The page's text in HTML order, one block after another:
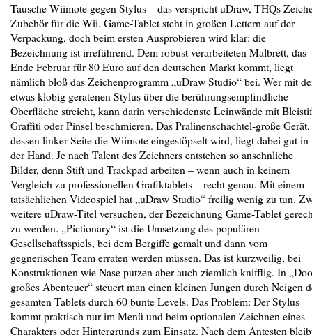
Tausche Wiimote gegen Stylus – das verspricht uDraw, THQs
Zubehör für die Wii. Game-Tablet steht in großen Lettern auf der
Verpackung, doch beim ersten Ausprobieren wird klar: die
Bezeichnung ist irreführend. Dem robust verarbeiteten Malbrett, das
Ende Februar für 80 Euro auf den deutschen Markt kommt, liegt
nämlich bloß das Zeichenprogramm „uDraw Studio“ bei. Wer mit
etwas klobig geratenen Stylus über die berührungsempfindliche
Oberfläche streicht, kann darin verschiedenste Leinwände mit
Graffiti oder Pinsel beschmieren. Das Pralinenschachtel-große
dessen linker Seite die Wiimote eingestöpselt wird, liegt dabei gut in
der Hand. Je nach Talent des Zeichners entstehen so ansehnliche
Bilder, denn Stift und Trackpad arbeiten – wenn auch in keinem
Vergleich zu professionellen Grafiktablets – recht genau. Mit einem
tatsächlichen Videospiel hat „uDraw Studio“ freilig wenig zu tun.
weitere uDraw-Titel versuchen, der Bezeichnung Game-Tablet
zu werden. „Pictionary“ ist die Umsetzung des populären
Gesellschaftsspiels, bei dem Bergiffe gemalt und dann vom
gegnerischen Team erraten werden müssen. Das ist kurzweilig, bei
Konstruktionen wie Nase putzen aber auch ziemlich knifflig. In
großes Abenteuer“ steuert man einen kleinen Jungen durch Neigen
gesamten Tablets durch 60 bunte Levels. Das Problem: Der Stylus
kommt praktisch nur im Menü und beim optionalen Zeichnen eines
Charakters oder Hintergrunds zum Einsatz. Nach dem Antesten